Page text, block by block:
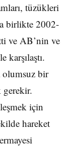
tüzükleri
birlikte 2002-
ve AB’nin ve
karşılaştı.
olumsuz bir
gerekir.
için
hareket